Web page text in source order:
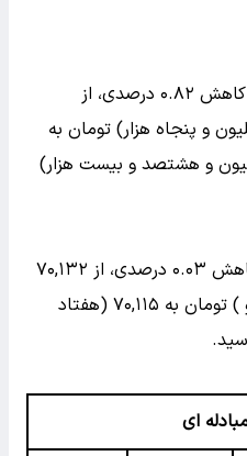
هر مثقال طلا 18 عیار امروز با کاهش ۰.۸۲ درصدی، از
و پنجاه هزار) تومان به
میلیون و هشتصد و بیست هزار)
قیمت دلار مبادله ای امروز با کاهش ۰.۰۳ درصدی، از ۷۰,۱۳۲
(هفتاد هزار و یکصد و سی و دو ) تومان به ۷۰,۱۱۵ (هفتاد